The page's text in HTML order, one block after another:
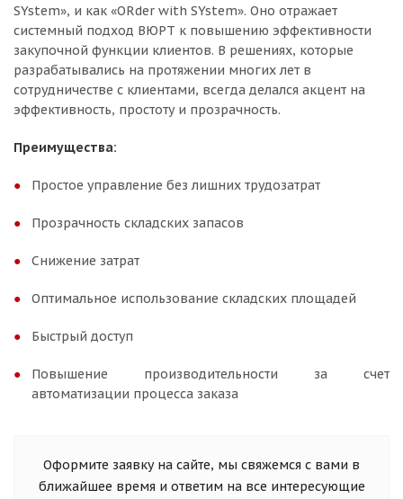
SYstem», и как «ORder with SYstem». Оно отражает
системный подход ВЮРТ к повышению эффективности
закупочной функции клиентов. В решениях, которые
разрабатывались на протяжении многих лет в
сотрудничестве с клиентами, всегда делался акцент на
эффективность, простоту и прозрачность.
Преимущества:
Простое управление без лишних трудозатрат
Прозрачность складских запасов
Снижение затрат
Оптимальное использование складских площадей
Быстрый доступ
Повышение производительности за счет
автоматизации процесса заказа
Оформите заявку на сайте, мы свяжемся с вами в
ближайшее время и ответим на все интересующие